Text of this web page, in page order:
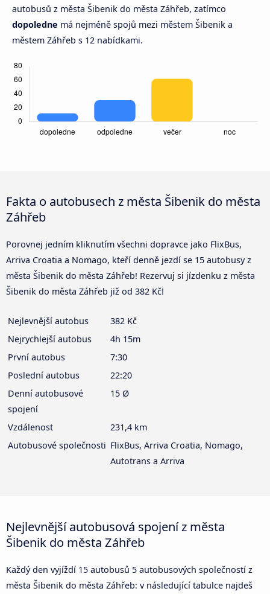
autobusů z města Šibenik do města Záhřeb, zatímco
dopoledne má nejméně spojů mezi městem Šibenik a
městem Záhřeb s 12 nabídkami.
Fakta o autobusech z města Šibenik do města
Záhřeb
Porovnej jedním kliknutím všechni dopravce jako FlixBus,
Arriva Croatia a Nomago, kteří denně jezdí se 15 autobusy z
města Šibenik do města Záhřeb! Rezervuj si jízdenku z města
Šibenik do města Záhřeb již od 382 Kč!
Nejlevnější autobus
382 Kč
Nejrychlejší autobus
4h 15m
První autobus
7:30
Poslední autobus
22:20
Denní autobusové
spojení
15 Ø
Vzdálenost
231,4 km
Autobusové společnosti FlixBus, Arriva Croatia, Nomago,
Autotrans a Arriva
Nejlevnější autobusová spojení z města
Šibenik do města Záhřeb
Každý den vyjíždí 15 autobusů 5 autobusových společností z
města Šibenik do města Záhřeb: v následující tabulce najdeš